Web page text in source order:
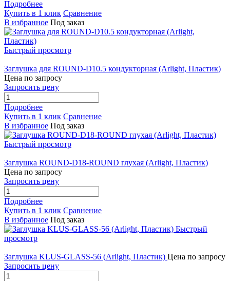
Подробнее
Купить в 1 клик Сравнение
В избранное Под заказ
Быстрый просмотр
Заглушка для ROUND-D10.5 кондукторная (Arlight, Пластик)
Цена по запросу
Запросить цену
Подробнее
Купить в 1 клик Сравнение
В избранное Под заказ
Быстрый просмотр
Заглушка ROUND-D18-ROUND глухая (Arlight, Пластик)
Цена по запросу
Запросить цену
Подробнее
Купить в 1 клик Сравнение
В избранное Под заказ
Быстрый
просмотр
Заглушка KLUS-GLASS-56 (Arlight, Пластик) Цена по запросу
Запросить цену